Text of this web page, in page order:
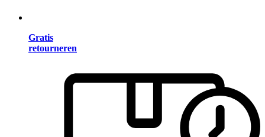
Gratis
retourneren